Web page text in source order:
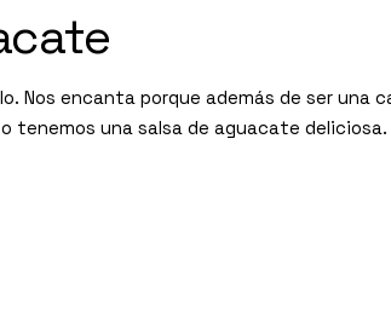
Nos encanta porque además de ser una
tenemos una salsa de aguacate